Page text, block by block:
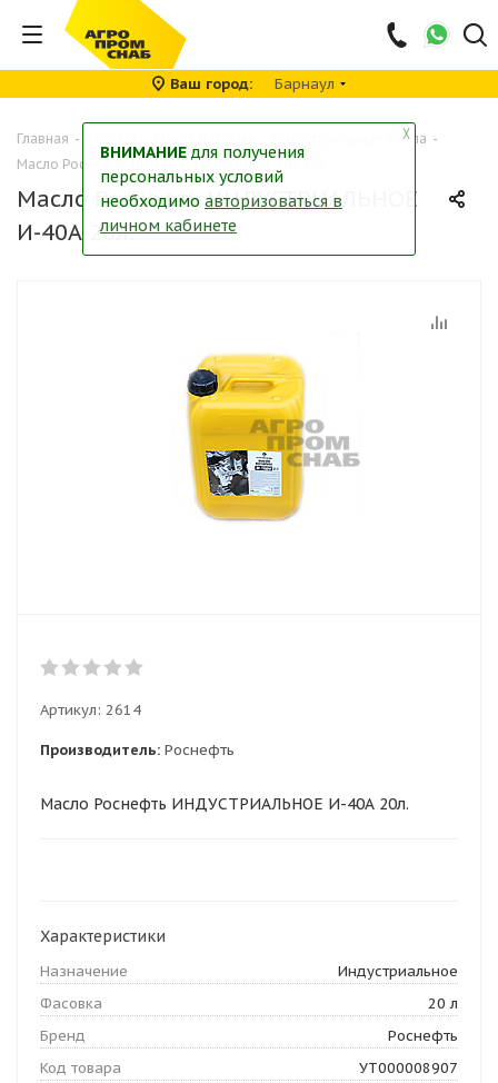
Ваш город Барнаул
Главная - Индустриальные масла -
Масло Роснефть ИНДУСТРИАЛЬНОЕ И-40А 20л.
Масло Роснефть ИНДУСТРИАЛЬНОЕ
И-40А 20л.
Артикул: 2614
Производитель: Роснефть
Масло Роснефть ИНДУСТРИАЛЬНОЕ И-40А 20л.
Характеристики
Назначение
Индустриальное
Фасовка
20 л
Бренд
Роснефть
Код товара
УТ000008907
╳
ВНИМАНИЕ для получения
персональных условий
необходимо авторизоваться в
личном кабинете